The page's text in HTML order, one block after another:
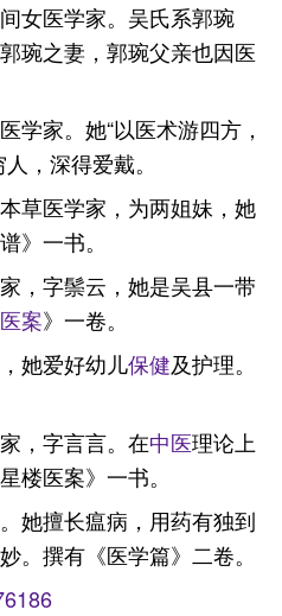
女医学家。吴氏系郭琬
琬之妻，郭琬父亲也因医
学家。她“以医术游四方，
，深得爱戴。
草医学家，为两姐妹，她
》一书。
，字鬃云，她是吴县一带
医案》一卷。
她爱好幼儿保健及护理。
，字言言。在中医理论上
楼医案》一书。
她擅长瘟病，用药有独到
。撰有《医学篇》二卷。